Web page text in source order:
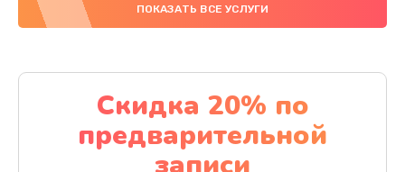
Замена южного моста
Заказать
Чистка от пыли
1060 руб.
ПОКАЗАТЬ ВСЕ УСЛУГИ
Скидка 20% по
предварительной